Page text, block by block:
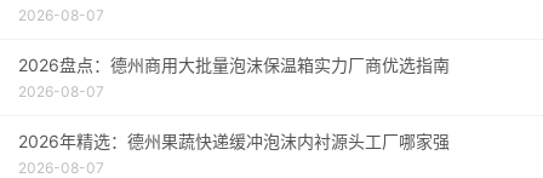
2026-08-07
2026盘点：德州商用大批量泡沫保温箱实力厂商优选指南
2026-08-07
2026年精选：德州果蔬快递缓冲泡沫内衬源头工厂哪家强
2026-08-07